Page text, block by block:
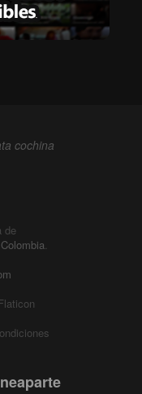
cochina
de
.